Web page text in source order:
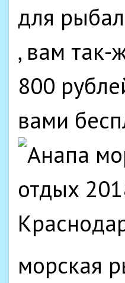
для
, вам так-
800
вами
морская